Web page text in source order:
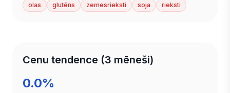
olas glutēns zemesrieksti soja rieksti
Cenu tendence (3 mēneši)
0.0%